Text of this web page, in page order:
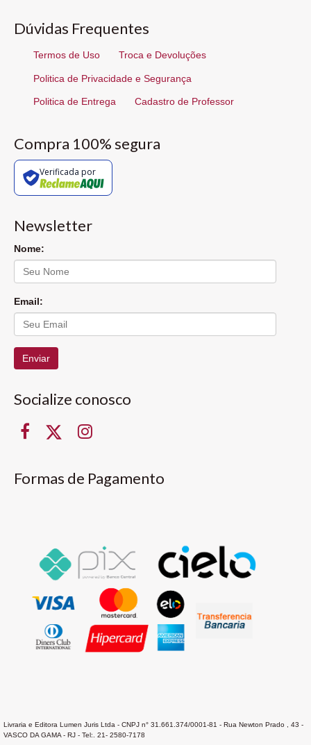
Dúvidas Frequentes
Termos de Uso Troca e Devoluções
Politica de Privacidade e Segurança
Politica de Entrega Cadastro de Professor
Compra 100% segura
Verificada por
Newsletter
Nome:
Email:
Enviar
Socialize conosco
Formas de Pagamento
Livraria e Editora Lumen Juris Ltda - CNPJ n° 31.661.374/0001-81 - Rua Newton Prado , 43 -
VASCO DA GAMA - RJ - Tel:. 21- 2580-7178